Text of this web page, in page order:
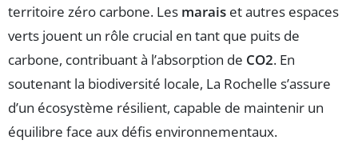
territoire zéro carbone. Les marais et autres espaces
verts jouent un rôle crucial en tant que puits de
carbone, contribuant à l’absorption de CO2. En
soutenant la biodiversité locale, La Rochelle s’assure
d’un écosystème résilient, capable de maintenir un
équilibre face aux défis environnementaux.